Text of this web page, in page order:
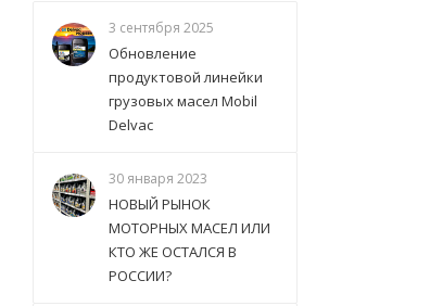
3 сентября 2025
Обновление
продуктовой линейки
грузовых масел Mobil
Delvac
30 января 2023
НОВЫЙ РЫНОК
МОТОРНЫХ МАСЕЛ ИЛИ
КТО ЖЕ ОСТАЛСЯ В
РОССИИ?